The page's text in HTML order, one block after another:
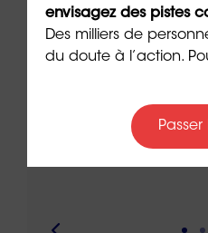
skills” avec
3 min. de lecture
envisagez des pistes
Des milliers de
du doute à l’action.
Passer